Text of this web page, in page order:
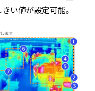
い値が設定可能。